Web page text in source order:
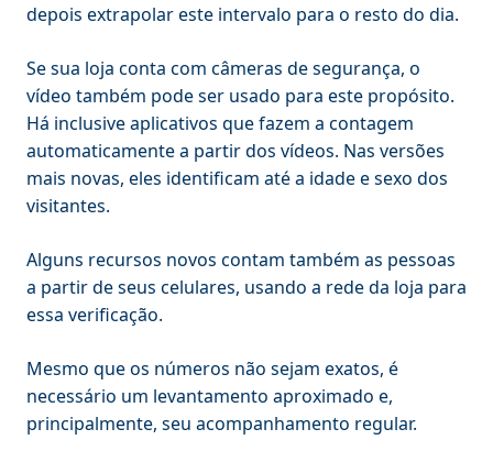
depois extrapolar este intervalo para o resto do dia.
Se sua loja conta com câmeras de segurança, o
vídeo também pode ser usado para este propósito.
Há inclusive aplicativos que fazem a contagem
automaticamente a partir dos vídeos. Nas versões
mais novas, eles identificam até a idade e sexo dos
visitantes.
Alguns recursos novos contam também as pessoas
a partir de seus celulares, usando a rede da loja para
essa verificação.
Mesmo que os números não sejam exatos, é
necessário um levantamento aproximado e,
principalmente, seu acompanhamento regular.